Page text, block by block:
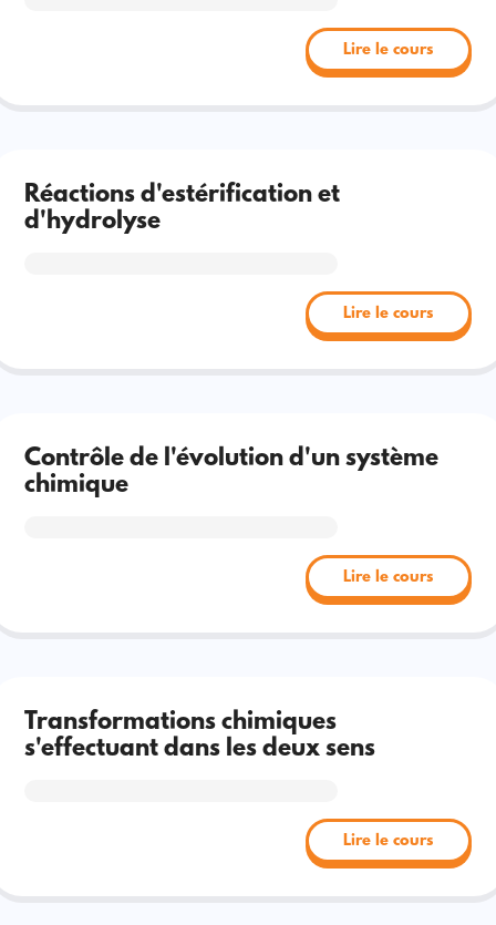
Lire le cours
Réactions d'estérification et
d'hydrolyse
Lire le cours
Contrôle de l'évolution d'un système
chimique
Lire le cours
Transformations chimiques
s'effectuant dans les deux sens
Lire le cours